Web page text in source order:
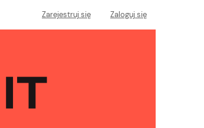
Zarejestruj się Zaloguj się